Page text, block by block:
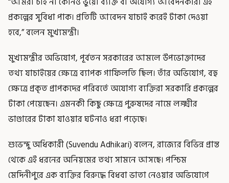
প্রকল্পের সুবিধা পাক। প্রতিটি আবেদন যাচাই করেই টাকা দেওয়া
হবে,” বলেন মুখ্যমন্ত্রী।
মুখ্যমন্ত্রীর অভিযোগ, পূর্বতন সরকারের আমলে উপভোক্তাদের
তথ্য যাচাইয়ের ক্ষেত্রে ব্যাপক গাফিলতি ছিল। তাঁর অভিযোগ, বহু
ক্ষেত্রে প্রকৃত প্রাপকদের পরিবর্তে অযোগ্য ব্যক্তিরা সরকারি প্রকল্পের
টাকা পেয়েছেন। এমনকী কিছু ক্ষেত্রে পুরুষদের নামে লক্ষ্মীর
ভাণ্ডারের টাকা যাওয়ার ঘটনাও ধরা পড়েছে।
শুভেন্দু অধিকারী (Suvendu Adhikari) বলেন, রাজ্যের বিভিন্ন প্রান্ত
থেকে এই ধরনের অনিয়মের তথ্য সামনে আসছে। পশ্চিম
মেদিনীপুরে এক ব্যক্তির বিরুদ্ধে বিধবা ভাতা নেওয়ার অভিযোগে